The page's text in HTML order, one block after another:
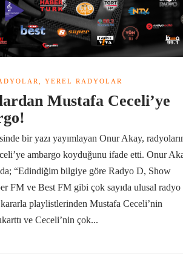
YEREL RADYOLAR
Mustafa Ceceli’ye
bir yazı yayımlayan Onur Akay,
ambargo koyduğunu ifade etti. Onur
“Edindiğim bilgiye göre Radyo D, Show
FM ve Best FM gibi çok sayıda ulusal radyo
kararla playlistlerinden Mustafa Ceceli’nin
ve Ceceli’nin çok...